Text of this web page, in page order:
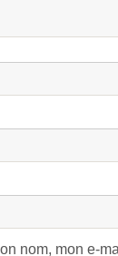
nom, mon e-